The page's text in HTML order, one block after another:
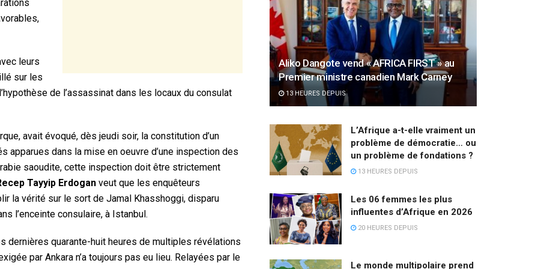
leurs
sur les
de l’assassinat dans les locaux du consulat
avait évoqué, dès jeudi soir, la constitution d’un
apparues dans la mise en oeuvre d’une inspection des
saoudite, cette inspection doit être strictement
Tayyip Erdogan veut que les enquêteurs
la vérité sur le sort de Jamal Khasshoggi, disparu
l’enceinte consulaire, à Istanbul.
dernières quarante-huit heures de multiples révélations
par Ankara n’a toujours pas eu lieu. Relayées par le
Aliko Dangote vend « AFRICA FIRST » au
Premier ministre canadien Mark Carney
13 HEURES DEPUIS
L’Afrique a-t-elle vraiment un
problème de démocratie… ou
un problème de fondations ?
13 HEURES DEPUIS
Les 06 femmes les plus
influentes d’Afrique en 2026
20 HEURES DEPUIS
Le monde multipolaire prend